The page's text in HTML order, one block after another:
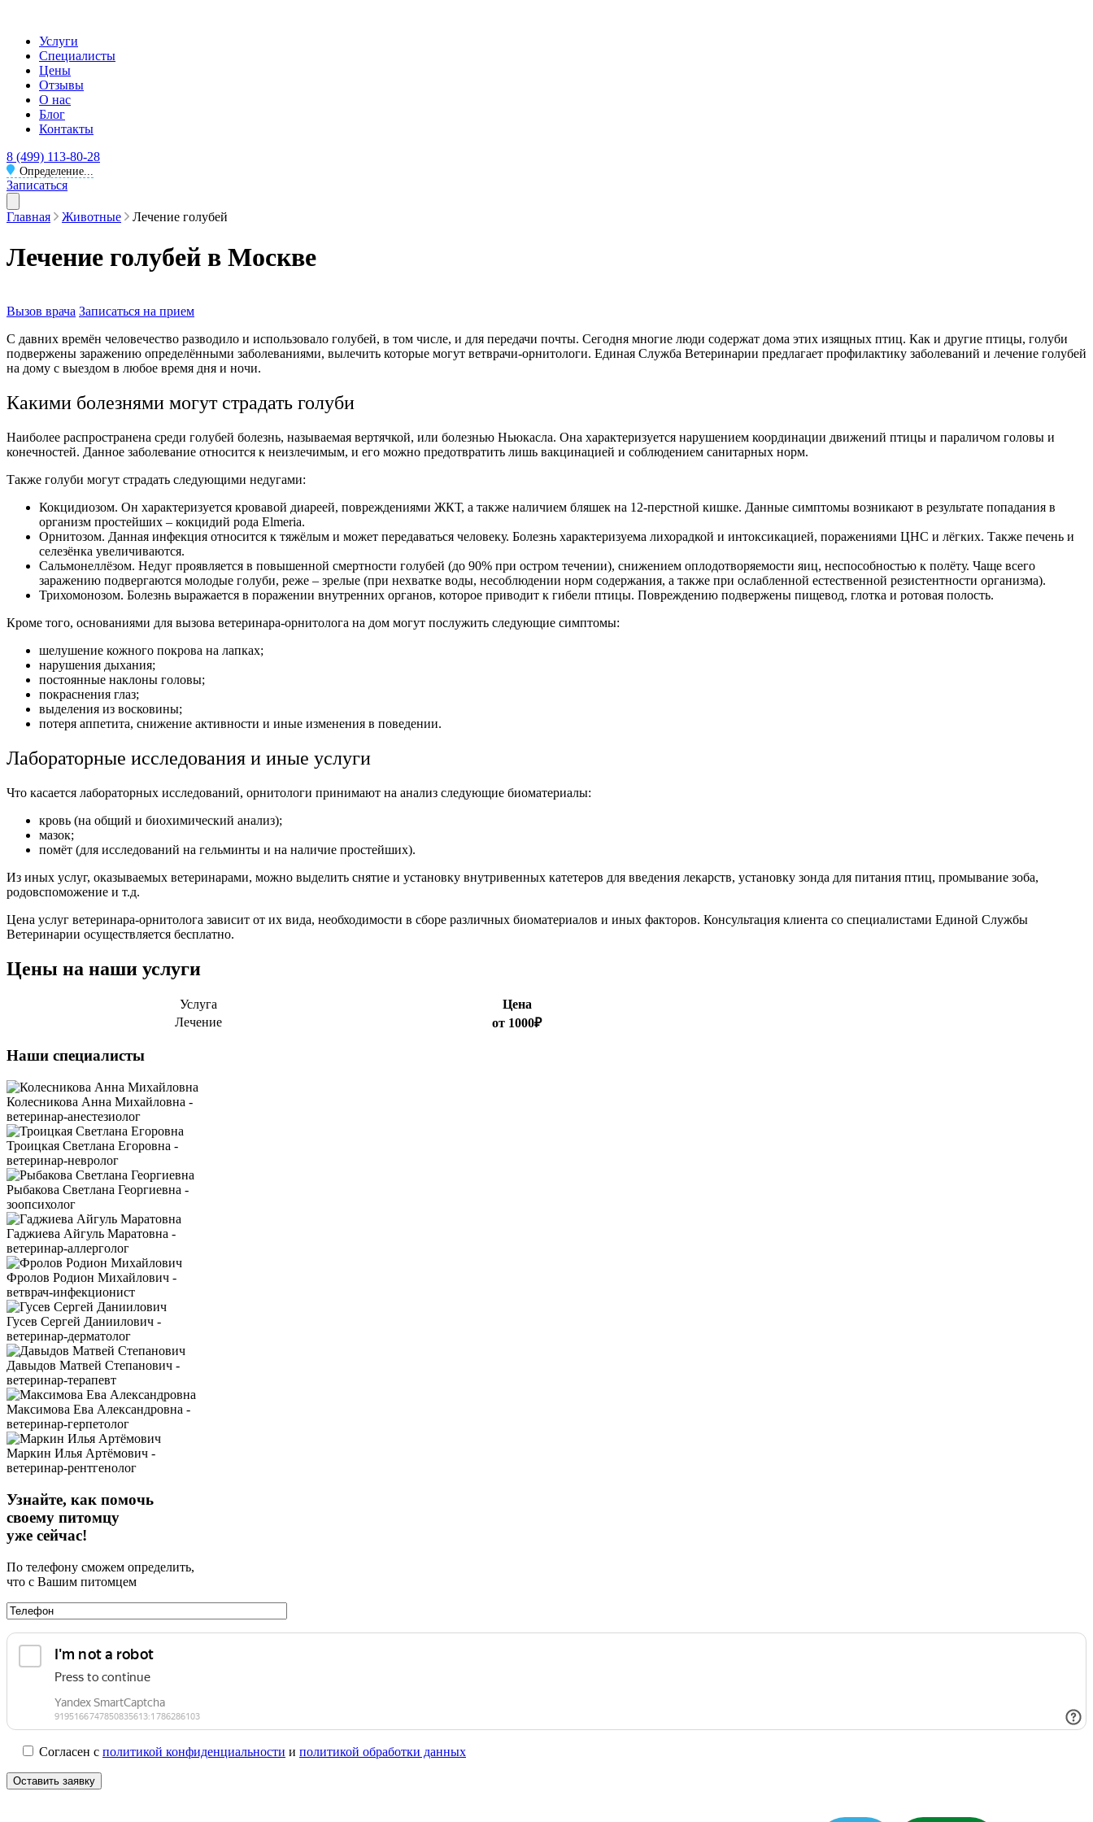
Услуги
Специалисты
Цены
Отзывы
О нас
Блог
Контакты
8 (499) 113-80-28
Определение...
Записаться
Главная Животные Лечение голубей
Лечение голубей в Москве
Вызов врача Записаться на прием
С давних времён человечество разводило и использовало голубей, в том числе, и для передачи почты. Сегодня многие люди содержат дома этих изящных птиц. Как и другие птицы, голуби
подвержены заражению определёнными заболеваниями, вылечить которые могут ветврачи-орнитологи. Единая Служба Ветеринарии предлагает профилактику заболеваний и лечение голубей
на дому с выездом в любое время дня и ночи.
Какими болезнями могут страдать голуби
Наиболее распространена среди голубей болезнь, называемая вертячкой, или болезнью Ньюкасла. Она характеризуется нарушением координации движений птицы и параличом головы и
конечностей. Данное заболевание относится к неизлечимым, и его можно предотвратить лишь вакцинацией и соблюдением санитарных норм.
Также голуби могут страдать следующими недугами:
Кокцидиозом. Он характеризуется кровавой диареей, повреждениями ЖКТ, а также наличием бляшек на 12-перстной кишке. Данные симптомы возникают в результате попадания в
организм простейших – кокцидий рода Elmeria.
Орнитозом. Данная инфекция относится к тяжёлым и может передаваться человеку. Болезнь характеризуема лихорадкой и интоксикацией, поражениями ЦНС и лёгких. Также печень и
селезёнка увеличиваются.
Сальмонеллёзом. Недуг проявляется в повышенной смертности голубей (до 90% при остром течении), снижением оплодотворяемости яиц, неспособностью к полёту. Чаще всего
заражению подвергаются молодые голуби, реже – зрелые (при нехватке воды, несоблюдении норм содержания, а также при ослабленной естественной резистентности организма).
Трихомонозом. Болезнь выражается в поражении внутренних органов, которое приводит к гибели птицы. Повреждению подвержены пищевод, глотка и ротовая полость.
Кроме того, основаниями для вызова ветеринара-орнитолога на дом могут послужить следующие симптомы:
шелушение кожного покрова на лапках;
нарушения дыхания;
постоянные наклоны головы;
покраснения глаз;
выделения из восковины;
потеря аппетита, снижение активности и иные изменения в поведении.
Лабораторные исследования и иные услуги
Что касается лабораторных исследований, орнитологи принимают на анализ следующие биоматериалы:
кровь (на общий и биохимический анализ);
мазок;
помёт (для исследований на гельминты и на наличие простейших).
Из иных услуг, оказываемых ветеринарами, можно выделить снятие и установку внутривенных катетеров для введения лекарств, установку зонда для питания птиц, промывание зоба,
родовспоможение и т.д.
Цена услуг ветеринара-орнитолога зависит от их вида, необходимости в сборе различных биоматериалов и иных факторов. Консультация клиента со специалистами Единой Службы
Ветеринарии осуществляется бесплатно.
Цены на наши услуги
Услуга
Цена
Лечение
от 1000₽
Наши специалисты
Колесникова Анна Михайловна -
ветеринар-анестезиолог
Троицкая Светлана Егоровна -
ветеринар-невролог
Рыбакова Светлана Георгиевна -
зоопсихолог
Гаджиева Айгуль Маратовна -
ветеринар-аллерголог
Фролов Родион Михайлович -
ветврач-инфекционист
Гусев Сергей Даниилович -
ветеринар-дерматолог
Давыдов Матвей Степанович -
ветеринар-терапевт
Максимова Ева Александровна -
ветеринар-герпетолог
Маркин Илья Артёмович -
ветеринар-рентгенолог
Узнайте, как помочь
своему питомцу
уже сейчас!
По телефону сможем определить,
что с Вашим питомцем
Согласен с политикой конфиденциальности и политикой обработки данных